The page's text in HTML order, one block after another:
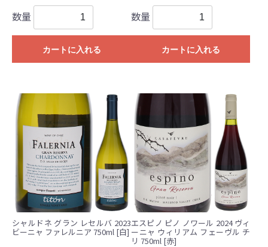
数量
カートに入れる
数量
カートに入れる
シャルドネ グラン レセルバ 2023
ビーニャ ファレルニア 750ml [白]
エスピノ ピノ ノワール 2024 ヴィ
ーニャ ウィリアム フェーヴル チ
リ 750ml [赤]